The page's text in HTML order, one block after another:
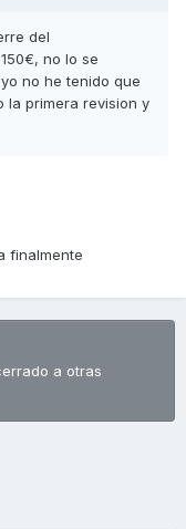
del
no lo se
no he tenido que
la primera revision y
finalmente
a otras